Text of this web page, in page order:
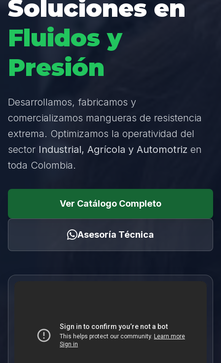
Soluciones en
Fluidos y
Presión
Desarrollamos, fabricamos y
comercializamos mangueras de resistencia
extrema. Optimizamos la operatividad del
sector Industrial, Agrícola y Automotriz en
toda Colombia.
Ver Catálogo Completo
Asesoría Técnica